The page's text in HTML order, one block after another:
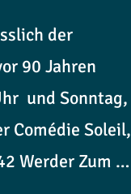
der
90 Jahren
und Sonntag,
Comédie Soleil,
Werder Zum …